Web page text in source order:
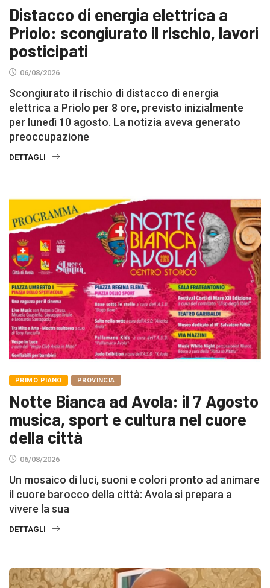
Distacco di energia elettrica a
Priolo: scongiurato il rischio, lavori
posticipati
06/08/2026
Scongiurato il rischio di distacco di energia
elettrica a Priolo per 8 ore, previsto inizialmente
per lunedì 10 agosto. La notizia aveva generato
preoccupazione
DETTAGLI
PRIMO PIANO PROVINCIA
Notte Bianca ad Avola: il 7 Agosto
musica, sport e cultura nel cuore
della città
06/08/2026
Un mosaico di luci, suoni e colori pronto ad animare
il cuore barocco della città: Avola si prepara a
vivere la sua
DETTAGLI